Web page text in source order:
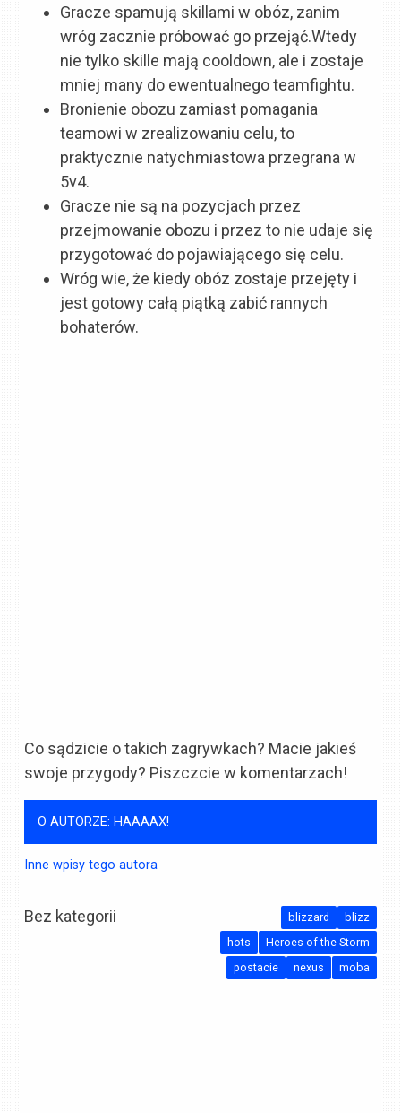
Gracze spamują skillami w obóz, zanim
wróg zacznie próbować go przejąć.Wtedy
nie tylko skille mają cooldown, ale i zostaje
mniej many do ewentualnego teamfightu.
Bronienie obozu zamiast pomagania
teamowi w zrealizowaniu celu, to
praktycznie natychmiastowa przegrana w
5v4.
Gracze nie są na pozycjach przez
przejmowanie obozu i przez to nie udaje się
przygotować do pojawiającego się celu.
Wróg wie, że kiedy obóz zostaje przejęty i
jest gotowy całą piątką zabić rannych
bohaterów.
Co sądzicie o takich zagrywkach? Macie jakieś
swoje przygody? Piszczcie w komentarzach!
O AUTORZE: HAAAAX!
Inne wpisy tego autora
Bez kategorii blizz
blizzard
Heroes of the Storm
hots
moba
nexus
postacie